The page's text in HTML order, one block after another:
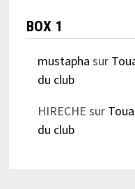
BOX 1
mustapha sur
du club
HIRECHE sur
du club